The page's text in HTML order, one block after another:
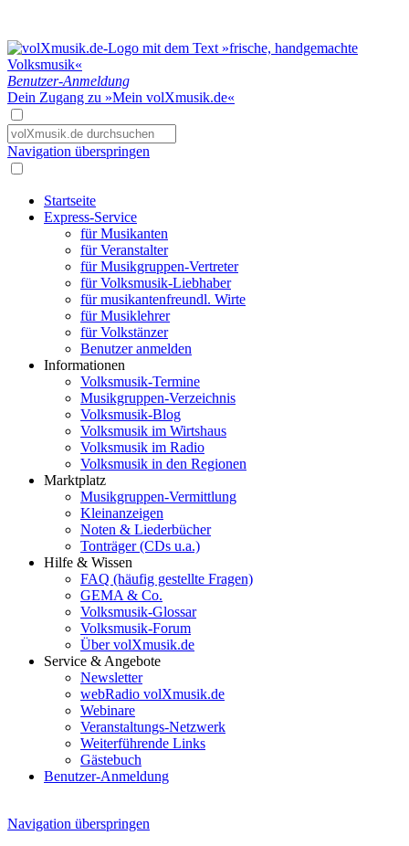
Benutzer-Anmeldung
Dein Zugang zu »Mein volXmusik.de«
Navigation überspringen
Startseite
Express-Service
für Musikanten
für Veranstalter
für Musikgruppen-Vertreter
für Volksmusik-Liebhaber
für musikantenfreundl. Wirte
für Musiklehrer
für Volkstänzer
Benutzer anmelden
Informationen
Volksmusik-Termine
Musikgruppen-Verzeichnis
Volksmusik-Blog
Volksmusik im Wirtshaus
Volksmusik im Radio
Volksmusik in den Regionen
Marktplatz
Musikgruppen-Vermittlung
Kleinanzeigen
Noten & Liederbücher
Tonträger (CDs u.a.)
Hilfe & Wissen
FAQ (häufig gestellte Fragen)
GEMA & Co.
Volksmusik-Glossar
Volksmusik-Forum
Über volXmusik.de
Service & Angebote
Newsletter
webRadio volXmusik.de
Webinare
Veranstaltungs-Netzwerk
Weiterführende Links
Gästebuch
Benutzer-Anmeldung
Navigation überspringen